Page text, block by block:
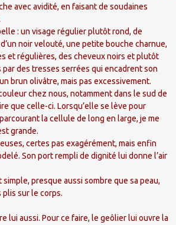
avec avidité, en faisant de soudaines
: un visage régulier plutôt rond, de
noir velouté, une petite bouche charnue,
et régulières, des cheveux noirs et plutôt
par des tresses serrées qui encadrent son
brun olivâtre, mais pas excessivement.
chez nous, notamment dans le sud de
que celle-ci. Lorsqu’elle se lève pour
la cellule de long en large, je me
grande.
certes pas exagérément, mais enfin
Son port rempli de dignité lui donne l’air
presque aussi sombre que sa peau,
sur le corps.
lui aussi. Pour ce faire, le geôlier lui ouvre la